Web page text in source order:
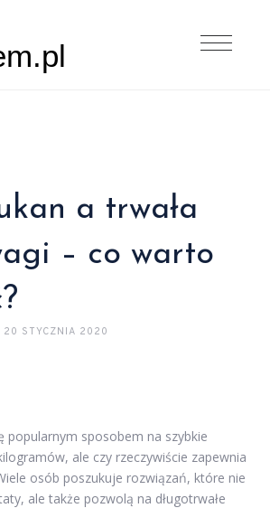
a trwała
– co warto
20 STYCZNIA 2020
popularnym sposobem na szybkie
ale czy rzeczywiście zapewnia
osób poszukuje rozwiązań, które nie
ale także pozwolą na długotrwałe